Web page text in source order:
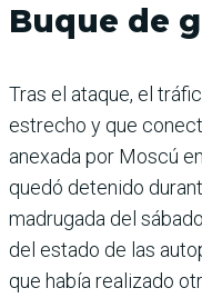
Buque de
Tras el ataque, el
estrecho y que
anexada por Moscú
quedó detenido
madrugada del
del estado de las
que había realizado